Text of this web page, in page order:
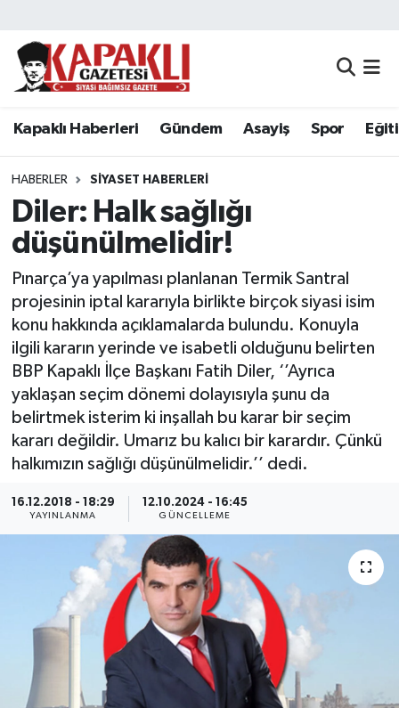
Kapaklı Haberleri Gündem Asayiş Spor
HABERLER SIYASET HABERLERI
Diler: Halk sağlığı
düşünülmelidir!
Pınarça’ya yapılması planlanan Termik Santral
projesinin iptal kararıyla birlikte birçok siyasi isim
konu hakkında açıklamalarda bulundu. Konuyla
ilgili kararın yerinde ve isabetli olduğunu belirten
BBP Kapaklı İlçe Başkanı Fatih Diler, ‘’Ayrıca
yaklaşan seçim dönemi dolayısıyla şunu da
belirtmek isterim ki inşallah bu karar bir seçim
kararı değildir. Umarız bu kalıcı bir karardır. Çünkü
halkımızın sağlığı düşünülmelidir.’’ dedi.
16.12.2018 - 18:29
YAYINLANMA
12.10.2024 - 16:45
GÜNCELLEME
Kapaklı Haberleri
Asayiş
Spor
Eğitim
Siyaset
Resmi Reklamlar
Tekirdağ
Ekonomi
Teknoloji
Yaşam
Tekirdağ Nöbetçi Eczaneler
Tekirdağ Namaz Vakitleri
Tekirdağ Trafik Yoğunluk Haritası
Süper Lig Puan Durumu ve Fikstür
Tüm Manşetler
Son Dakika Haberleri
Haber Arşivi